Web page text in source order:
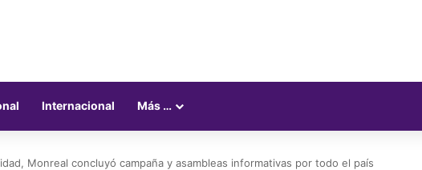
Internacional Más …
Monreal concluyó campaña y asambleas informativas por todo el país